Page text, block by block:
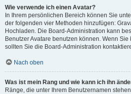
Wie verwende ich einen Avatar?
In Ihrem persönlichen Bereich können Sie
der folgenden vier Methoden hinzufügen:
Hochladen. Die Board-Administration kann
Benutzer Avatare benutzen können. Wenn
sollten Sie die Board-Administration
Nach oben
Was ist mein Rang und wie kann ich ihn
Ränge, die unter Ihrem Benutzernamen